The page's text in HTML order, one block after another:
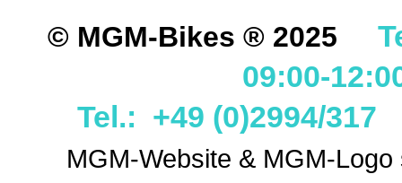
© MGM-Bikes ® 2025
09:00-
Tel.: +49 (0)2994/
MGM-Website & MGM-